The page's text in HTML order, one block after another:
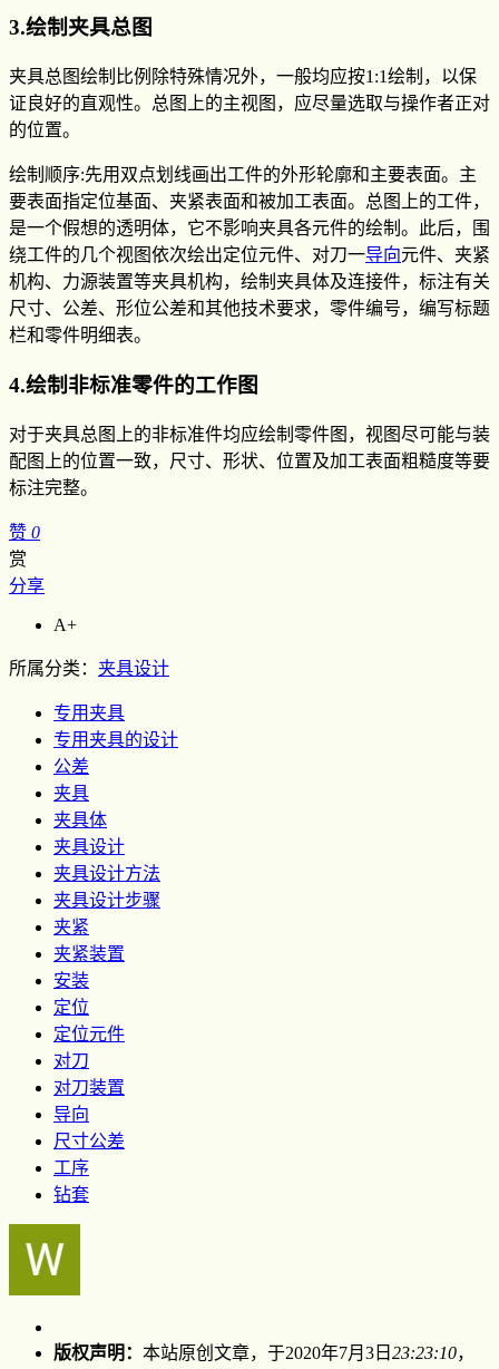
3.绘制夹具总图
夹具总图绘制比例除特殊情况外，一般均应按1:1绘制，以保
证良好的直观性。总图上的主视图，应尽量选取与操作者正对
的位置。
绘制顺序:先用双点划线画出工件的外形轮廓和主要表面。主
要表面指定位基面、夹紧表面和被加工表面。总图上的工件，
是一个假想的透明体，它不影响夹具各元件的绘制。此后，围
绕工件的几个视图依次绘出定位元件、对刀一导向元件、夹紧
机构、力源装置等夹具机构，绘制夹具体及连接件，标注有关
尺寸、公差、形位公差和其他技术要求，零件编号，编写标题
栏和零件明细表。
4.绘制非标准零件的工作图
对于夹具总图上的非标准件均应绘制零件图，视图尽可能与装
配图上的位置一致，尺寸、形状、位置及加工表面粗糙度等要
标注完整。
赞 0
赏
分享
A+
所属分类： 夹具设计
专用夹具
专用夹具的设计
公差
夹具
夹具体
夹具设计
夹具设计方法
夹具设计步骤
夹紧
夹紧装置
安装
定位
定位元件
对刀
对刀装置
导向
尺寸公差
工序
钻套
版权声明： 本站原创文章，于2020年7月3日 23:23:10，